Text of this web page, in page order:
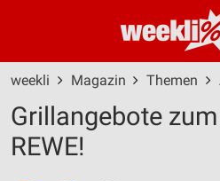
weekli Magazin Themen
Grillangebote
REWE!